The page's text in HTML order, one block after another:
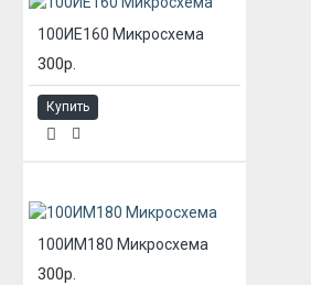
100ИЕ160 Микросхема
300р.
Купить
100ИМ180 Микросхема
300р.